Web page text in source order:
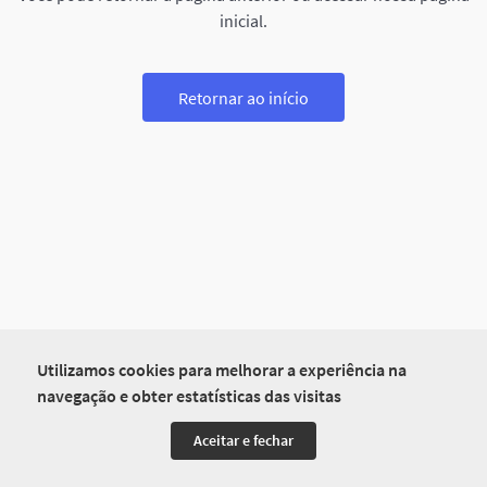
Utilizamos cookies para melhorar a experiência na
navegação e obter estatísticas das visitas
Aceitar e fechar
inicial.
Retornar ao início